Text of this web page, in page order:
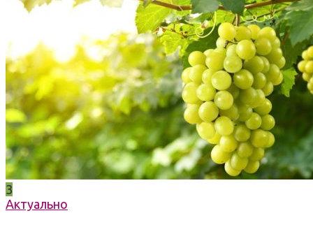
3
Актуально